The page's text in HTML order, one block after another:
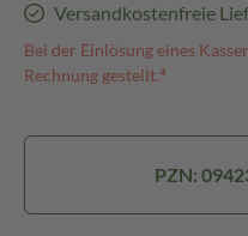
Versandkostenfreie
Bei der Einlösung eines
Rechnung gestellt.⁴
PZN: